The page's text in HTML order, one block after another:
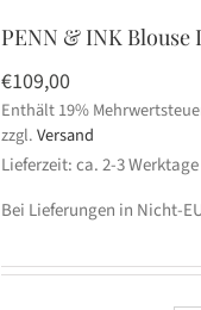
PENN & INK
€109,00
Enthält 19%
zzgl.Versand
Lieferzeit: ca. 2-3 Werktage
Bei Lieferungen in Nicht-